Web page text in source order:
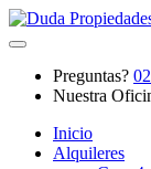
Preguntas?
Nuestra
Inicio
Alquileres